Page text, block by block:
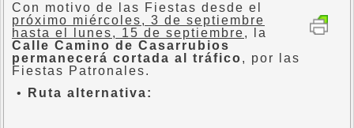
Con motivo de las Fiestas desde el
próximo miércoles, 3 de septiembre
hasta el lunes, 15 de septiembre, la
Calle Camino de Casarrubios
permanecerá cortada al tráfico, por las
Fiestas Patronales.
•
Ruta alternativa: